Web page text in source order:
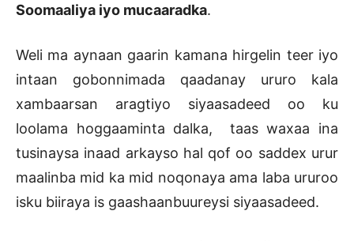
Soomaaliya iyo mucaaradka.
Weli ma aynaan gaarin kamana hirgelin teer iyo
intaan gobonnimada qaadanay ururo kala
xambaarsan aragtiyo siyaasadeed oo ku
loolama hoggaaminta dalka, taas waxaa ina
tusinaysa inaad arkayso hal qof oo saddex urur
maalinba mid ka mid noqonaya ama laba ururoo
isku biiraya is gaashaanbuureysi siyaasadeed.